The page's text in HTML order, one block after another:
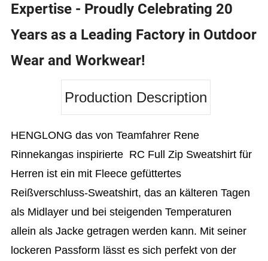
Expertise - Proudly Celebrating 20
Years as a Leading Factory in Outdoor
Wear and Workwear!
Production Description
HENGLONG das von Teamfahrer Rene
Rinnekangas inspirierte RC Full Zip Sweatshirt für
Herren ist ein mit Fleece gefüttertes
Reißverschluss-Sweatshirt, das an kälteren Tagen
als Midlayer und bei steigenden Temperaturen
allein als Jacke getragen werden kann. Mit seiner
lockeren Passform lässt es sich perfekt von der